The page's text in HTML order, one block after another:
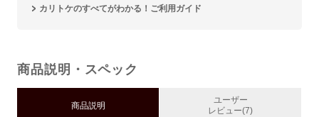
カリトケのすべてがわかる！ご利用ガイド
商品説明・スペック
商品説明
ユーザー
レビュー(7)